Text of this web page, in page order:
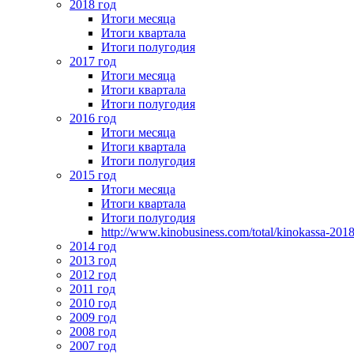
2018 год
Итоги месяца
Итоги квартала
Итоги полугодия
2017 год
Итоги месяца
Итоги квартала
Итоги полугодия
2016 год
Итоги месяца
Итоги квартала
Итоги полугодия
2015 год
Итоги месяца
Итоги квартала
Итоги полугодия
http://www.kinobusiness.com/total/kinokassa-
2014 год
2013 год
2012 год
2011 год
2010 год
2009 год
2008 год
2007 год